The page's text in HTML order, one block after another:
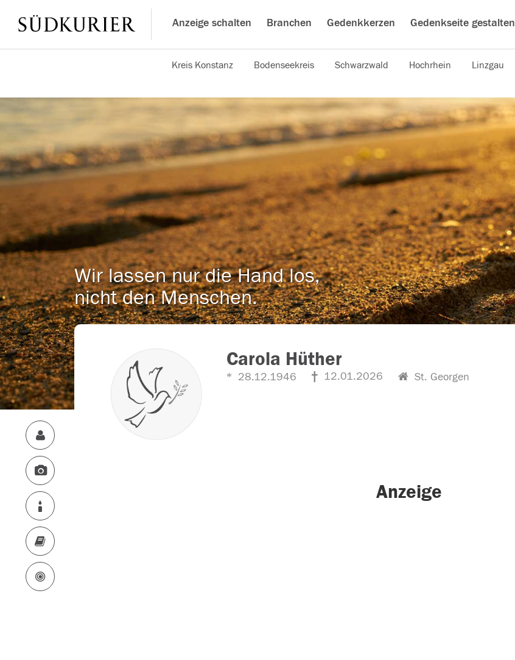
Anzeige schalten Branchen Gedenkkerzen Gedenkseite gestalten
Kreis Konstanz Bodenseekreis Schwarzwald Hochrhein Linzgau
Wir lassen nur die Hand los,
nicht den Menschen.
Carola Hüther
28.12.1946 12.01.2026 St. Georgen
Anzeige